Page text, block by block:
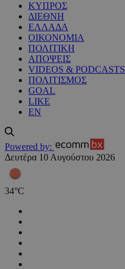
ΚΥΠΡΟΣ
ΔΙΕΘΝΗ
ΕΛΛΑΔΑ
ΟΙΚΟΝΟΜΙΑ
ΠΟΛΙΤΙΚΗ
ΑΠΟΨΕΙΣ
VIDEOS & PODCASTS
ΠΟΛΙΤΙΣΜΟΣ
GOAL
LIKE
EN
Powered by:
Δευτέρα 10 Αυγούστου 2026
34°C